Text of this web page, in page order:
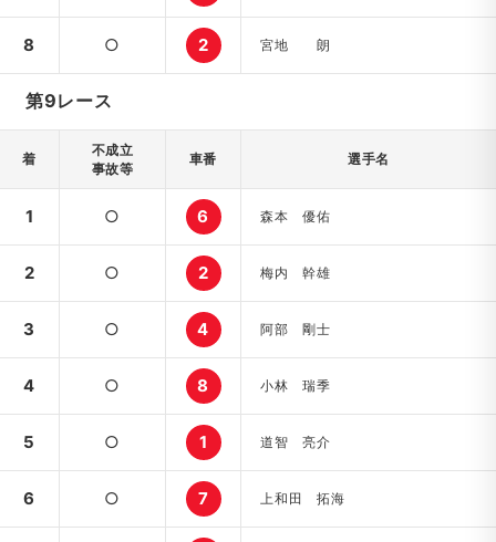
8 ○ 2 宮地 朗
第9レース
着
不成立
事故等
車番 選手名
1 ○ 6 森本 優佑
2 ○ 2 梅内 幹雄
3 ○ 4 阿部 剛士
4 ○ 8 小林 瑞季
5 ○ 1 道智 亮介
6 ○ 7 上和田 拓海